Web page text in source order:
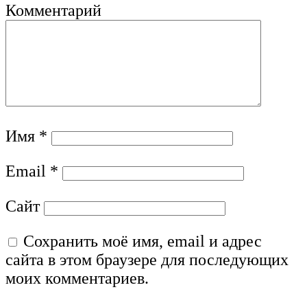
Комментарий
Имя *
Email *
Сайт
Сохранить моё имя, email и адрес
сайта в этом браузере для последующих
моих комментариев.